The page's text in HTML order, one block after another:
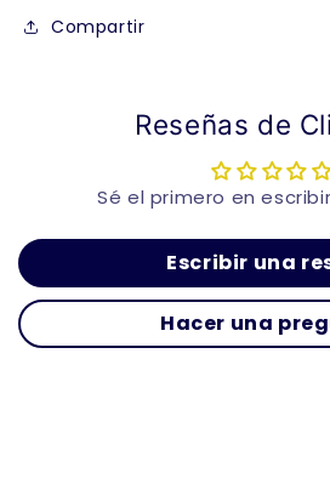
Compartir
Reseñas de
Sé el primero en
Escribir una
Hacer una